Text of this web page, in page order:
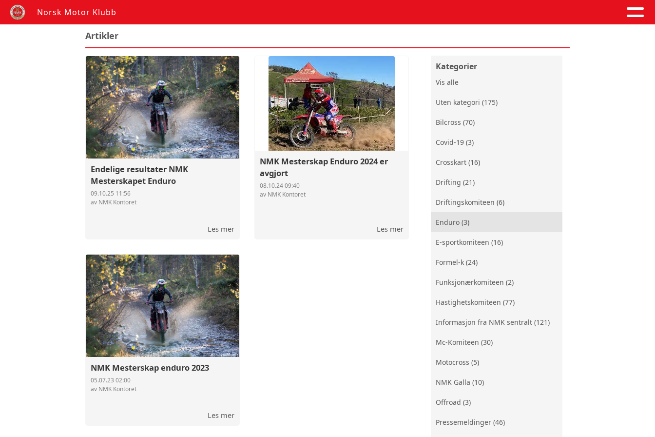
Norsk Motor Klubb
Artikler
Endelige resultater NMK
Mesterskapet Enduro
09.10.25 11:56
av NMK Kontoret
Les mer
NMK Mesterskap Enduro 2024 er
avgjort
08.10.24 09:40
av NMK Kontoret
Les mer
NMK Mesterskap enduro 2023
05.07.23 02:00
av NMK Kontoret
Les mer
Kategorier
Vis alle
Uten kategori (175)
Bilcross (70)
Covid-19 (3)
Crosskart (16)
Drifting (21)
Driftingskomiteen (6)
Enduro (3)
E-sportkomiteen (16)
Formel-k (24)
Funksjonærkomiteen (2)
Hastighetskomiteen (77)
Informasjon fra NMK sentralt (121)
Mc-Komiteen (30)
Motocross (5)
NMK Galla (10)
Offroad (3)
Pressemeldinger (46)